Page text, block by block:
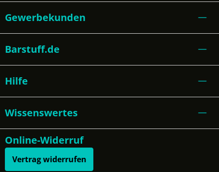
Gewerbekunden
Barstuff.de
Hilfe
Wissenswertes
Online-Widerruf
Vertrag widerrufen